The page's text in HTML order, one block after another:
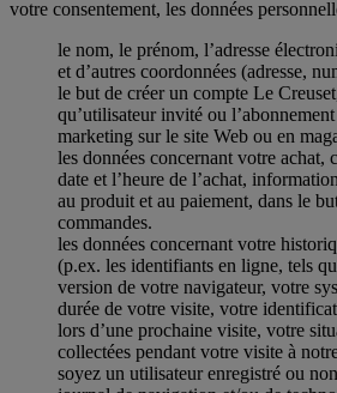
votre consentement, les données
le nom, le prénom, l’adresse
et d’autres coordonnées (adresse,
le but de créer un compte Le
qu’utilisateur invité ou
marketing sur le site Web ou en
les données concernant votre achat,
date et l’heure de l’achat,
au produit et au paiement, dans le
commandes.
les données concernant votre
(p.ex. les identifiants en ligne, tels
version de votre navigateur, votre
durée de votre visite, votre
lors d’une prochaine visite, votre
collectées pendant votre visite à
soyez un utilisateur enregistré ou